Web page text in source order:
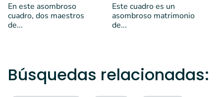
En este asombroso
cuadro, dos maestros
de...
Este cuadro es un
asombroso matrimonio
de...
Búsquedas relacionadas: